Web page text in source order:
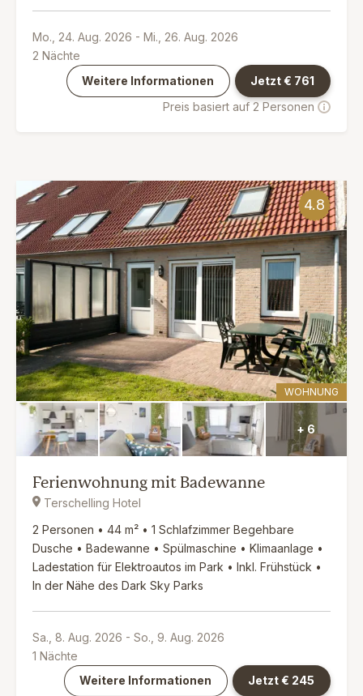
Mo., 24. Aug. 2026 - Mi., 26. Aug. 2026
2 Nächte
Weitere Informationen
Jetzt € 761
Preis basiert auf 2 Personen
4.8
WOHNUNG
+ 6
Ferienwohnung mit Badewanne
Terschelling Hotel
2 Personen • 44 m² • 1 Schlafzimmer Begehbare
Dusche • Badewanne • Spülmaschine • Klimaanlage •
Ladestation für Elektroautos im Park • Inkl. Frühstück •
In der Nähe des Dark Sky Parks
Sa., 8. Aug. 2026 - So., 9. Aug. 2026
1 Nächte
Weitere Informationen
Jetzt € 245